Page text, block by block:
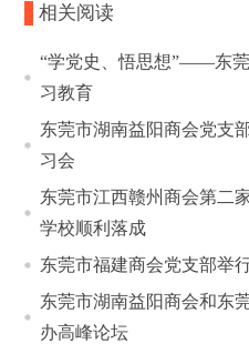
相关阅读
“学党史、悟思想”——东
习教育
东莞市湖南益阳商会党支
习会
东莞市江西赣州商会第二
学校顺利落成
东莞市福建商会党支部举
东莞市湖南益阳商会和东
办高峰论坛